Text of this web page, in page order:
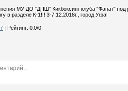
МУ ДО "ДПШ" Кикбоксинг клуба "Фанат"
в разделе К-1!!! 3-7.12.2018г., город Уфа!
Рейтинг: 0.0/0